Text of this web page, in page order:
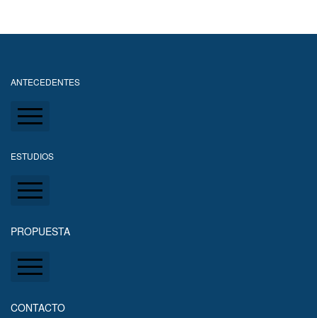
ANTECEDENTES
Situación actual del predio
ESTUDIOS
Marinos/Oceanográficos
Permeabilidad de la laguna
Procesos costeros y reconstrucción de las dunas
PROPUESTA
Propuesta
CONTACTO